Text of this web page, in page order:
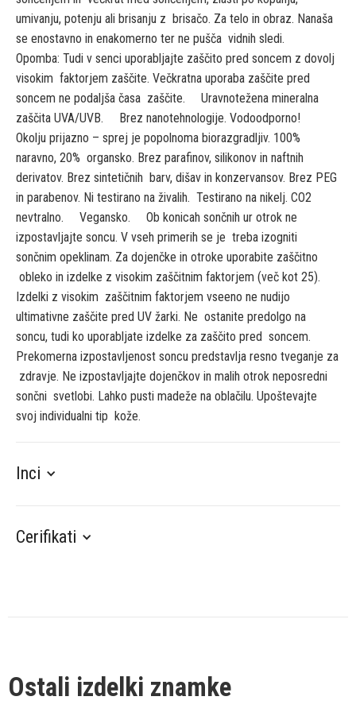
umivanju, potenju ali brisanju z brisačo. Za telo in obraz. Nanaša
se enostavno in enakomerno ter ne pušča vidnih sledi.
Opomba: Tudi v senci uporabljajte zaščito pred soncem z dovolj
visokim faktorjem zaščite. Večkratna uporaba zaščite pred
soncem ne podaljša časa zaščite. Uravnotežena mineralna
zaščita UVA/UVB. Brez nanotehnologije. Vodoodporno!
Okolju prijazno – sprej je popolnoma biorazgradljiv. 100%
naravno, 20% organsko. Brez parafinov, silikonov in naftnih
derivatov. Brez sintetičnih barv, dišav in konzervansov. Brez PEG
in parabenov. Ni testirano na živalih. Testirano na nikelj. CO2
nevtralno. Vegansko. Ob konicah sončnih ur otrok ne
izpostavljajte soncu. V vseh primerih se je treba izogniti
sončnim opeklinam. Za dojenčke in otroke uporabite zaščitno
obleko in izdelke z visokim zaščitnim faktorjem (več kot 25).
Izdelki z visokim zaščitnim faktorjem vseeno ne nudijo
ultimativne zaščite pred UV žarki. Ne ostanite predolgo na
soncu, tudi ko uporabljate izdelke za zaščito pred soncem.
Prekomerna izpostavljenost soncu predstavlja resno tveganje za
zdravje. Ne izpostavljajte dojenčkov in malih otrok neposredni
sončni svetlobi. Lahko pusti madeže na oblačilu. Upoštevajte
svoj individualni tip kože.
Inci
Cerifikati
Ostali izdelki znamke